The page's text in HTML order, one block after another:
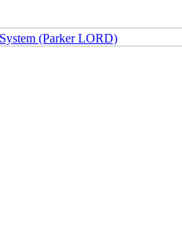
(Parker LORD)